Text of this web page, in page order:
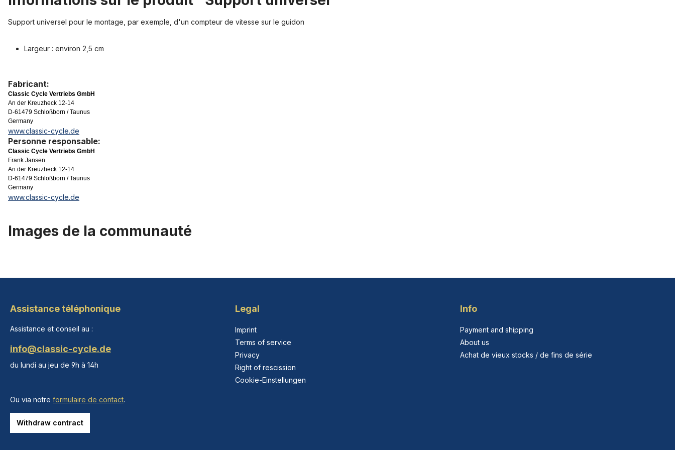
Support universel pour le montage, par exemple, d'un compteur de vitesse sur le guidon
Largeur : environ 2,5 cm
Fabricant:
Classic Cycle Vertriebs GmbH
An der Kreuzheck 12-14
D-61479 Schloßborn / Taunus
Germany
www.classic-cycle.de
Personne responsable:
Classic Cycle Vertriebs GmbH
Frank Jansen
An der Kreuzheck 12-14
D-61479 Schloßborn / Taunus
Germany
www.classic-cycle.de
Images de la communauté
Assistance téléphonique
Assistance et conseil au :
info@classic-cycle.de
du lundi au jeu de 9h à 14h
Ou via notre formulaire de contact.
Withdraw contract
Legal
Imprint
Terms of service
Privacy
Right of rescission
Cookie-Einstellungen
Info
Payment and shipping
About us
Achat de vieux stocks / de fins de série